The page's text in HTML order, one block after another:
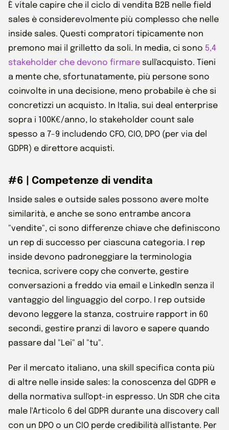
È vitale capire che il ciclo di vendita B2B nelle field
sales è considerevolmente più complesso che nelle
inside sales. Questi compratori tipicamente non
premono mai il grilletto da soli. In media, ci sono 5,4
stakeholder che devono firmare sull'acquisto. Tieni
a mente che, sfortunatamente, più persone sono
coinvolte in una decisione, meno probabile è che si
concretizzi un acquisto. In Italia, sui deal enterprise
sopra i 100K€/anno, lo stakeholder count sale
spesso a 7-9 includendo CFO, CIO, DPO (per via del
GDPR) e direttore acquisti.
#6 | Competenze di vendita
Inside sales e outside sales possono avere molte
similarità, e anche se sono entrambe ancora
"vendite", ci sono differenze chiave che definiscono
un rep di successo per ciascuna categoria. I rep
inside devono padroneggiare la terminologia
tecnica, scrivere copy che converte, gestire
conversazioni a freddo via email e LinkedIn senza il
vantaggio del linguaggio del corpo. I rep outside
devono leggere la stanza, costruire rapport in 60
secondi, gestire pranzi di lavoro e sapere quando
passare dal "Lei" al "tu".
Per il mercato italiano, una skill specifica conta più
di altre nelle inside sales: la conoscenza del GDPR e
della normativa sull'opt-in espresso. Un SDR che cita
male l'Articolo 6 del GDPR durante una discovery call
con un DPO o un CIO perde credibilità all'istante. Per